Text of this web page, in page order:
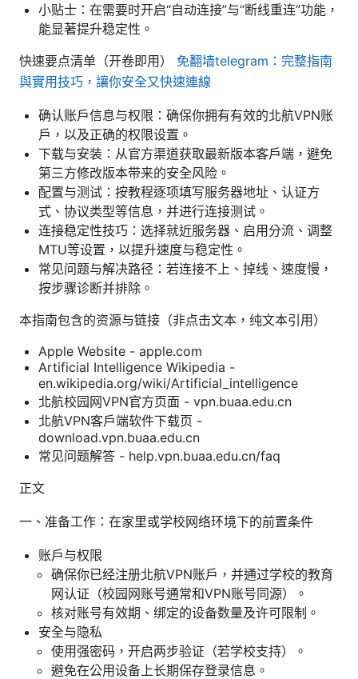
小贴士：在需要时开启“自动连接”与“断线重连”功能，
能显著提升稳定性。
快速要点清单（开卷即用） 免翻墙telegram：完整指南
與實用技巧，讓你安全又快速連線
确认账户信息与权限：确保你拥有有效的北航VPN账
户，以及正确的权限设置。
下载与安装：从官方渠道获取最新版本客户端，避免
第三方修改版本带来的安全风险。
配置与测试：按教程逐项填写服务器地址、认证方
式、协议类型等信息，并进行连接测试。
连接稳定性技巧：选择就近服务器、启用分流、调整
MTU等设置，以提升速度与稳定性。
常见问题与解决路径：若连接不上、掉线、速度慢，
按步骤诊断并排除。
本指南包含的资源与链接（非点击文本，纯文本引用）
Apple Website - apple.com
Artificial Intelligence Wikipedia -
en.wikipedia.org/wiki/Artificial_intelligence
北航校园网VPN官方页面 - vpn.buaa.edu.cn
北航VPN客户端软件下载页 -
download.vpn.buaa.edu.cn
常见问题解答 - help.vpn.buaa.edu.cn/faq
正文
一、准备工作：在家里或学校网络环境下的前置条件
账户与权限
确保你已经注册北航VPN账户，并通过学校的教育
网认证（校园网账号通常和VPN账号同源）。
核对账号有效期、绑定的设备数量及许可限制。
安全与隐私
使用强密码，开启两步验证（若学校支持）。
避免在公用设备上长期保存登录信息。